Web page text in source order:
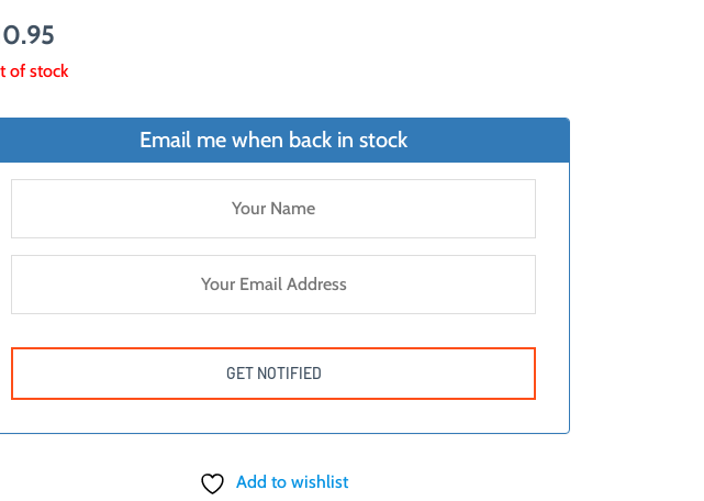
of stock
Email me when back in stock
Add to wishlist